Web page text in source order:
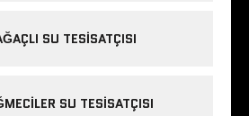
SU TESISATÇISI
SU TESISATÇISI